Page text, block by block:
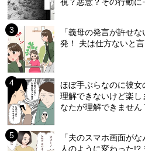
視？悪意？その行動
「義母の発言が許せ
発！ 夫は仕方ないと
ほぼ手ぶらなのに彼
理解できないけど楽
なたが理解できません
「夫のスマホ画面が
人のように変わった!?